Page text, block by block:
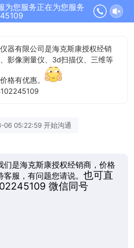
为您服务正在为您服务
器有限公司是海克斯康授权经销
影像测量仪、3d扫描仪、三维等
格有优惠。
06 05:22:59 开始沟通
们是海克斯康授权经销商，价格
服，有问题您请说。 也可直
微信同号